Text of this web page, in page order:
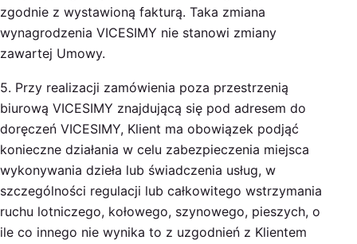
zgodnie z wystawioną fakturą. Taka zmiana
wynagrodzenia VICESIMY nie stanowi zmiany
zawartej Umowy.
5. Przy realizacji zamówienia poza przestrzenią
biurową VICESIMY znajdującą się pod adresem do
doręczeń VICESIMY, Klient ma obowiązek podjąć
konieczne działania w celu zabezpieczenia miejsca
wykonywania dzieła lub świadczenia usług, w
szczególności regulacji lub całkowitego wstrzymania
ruchu lotniczego, kołowego, szynowego, pieszych, o
ile co innego nie wynika to z uzgodnień z Klientem